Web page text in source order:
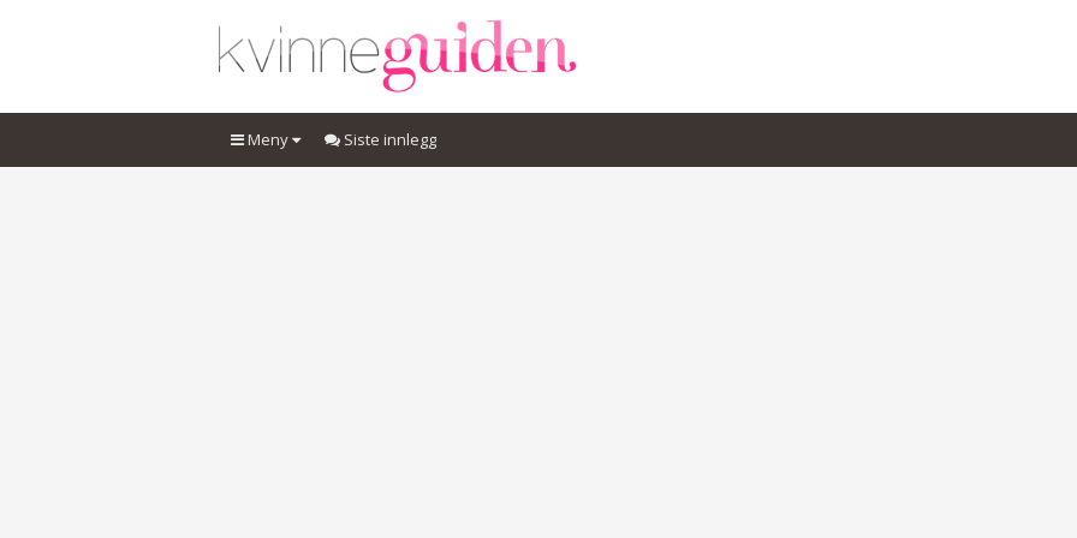
Meny Siste innlegg